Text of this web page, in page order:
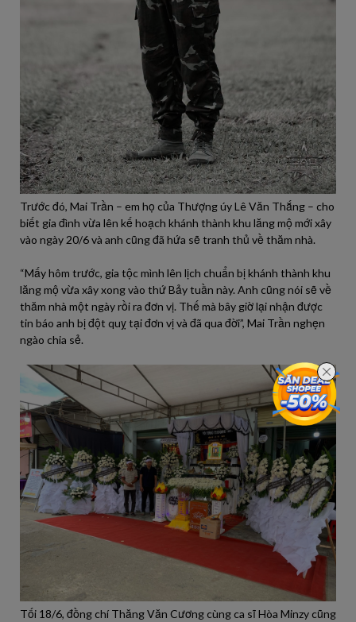
Trước đó, Mai Trần – em họ của Thượng úy Lê Văn Thắng – cho
biết gia đình vừa lên kế hoạch khánh thành khu lăng mộ mới xây
vào ngày 20/6 và anh cũng đã hứa sẽ tranh thủ về thăm nhà.
“Mấy hôm trước, gia tộc mình lên lịch chuẩn bị khánh thành khu
lăng mộ vừa xây xong vào thứ Bảy tuần này. Anh cũng nói sẽ về
thăm nhà một ngày rồi ra đơn vị. Thế mà bây giờ lại nhận được
tin báo anh bị đột quỵ tại đơn vị và đã qua đời”, Mai Trần nghẹn
ngào chia sẻ.
Tối 18/6, đồng chí Thăng Văn Cương cùng ca sĩ Hòa Minzy cũng